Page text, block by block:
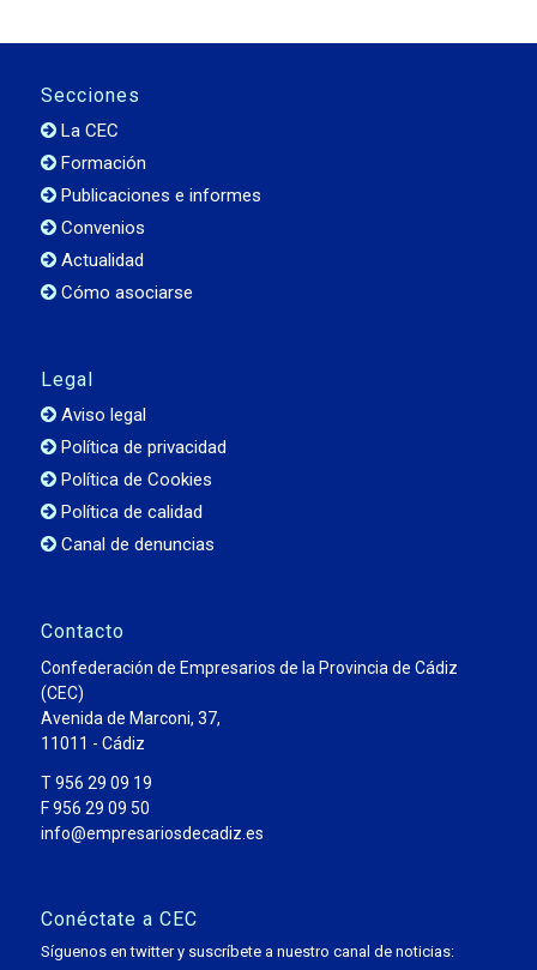
Secciones
La CEC
Formación
Publicaciones e informes
Convenios
Actualidad
Cómo asociarse
Legal
Aviso legal
Política de privacidad
Política de Cookies
Política de calidad
Canal de denuncias
Contacto
Confederación de Empresarios de la Provincia de Cádiz
(CEC)
Avenida de Marconi, 37,
11011 - Cádiz
T 956 29 09 19
F 956 29 09 50
info@empresariosdecadiz.es
Conéctate a CEC
Síguenos en twitter y suscríbete a nuestro canal de noticias: